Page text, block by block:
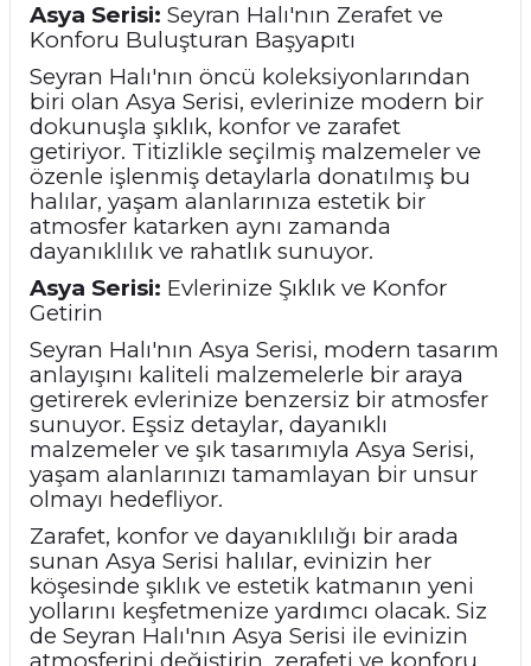
Asya Serisi: Seyran Halı'nın Zerafet ve
Konforu Buluşturan Başyapıtı
Seyran Halı'nın öncü koleksiyonlarından
biri olan Asya Serisi, evlerinize modern bir
dokunuşla şıklık, konfor ve zarafet
getiriyor. Titizlikle seçilmiş malzemeler ve
özenle işlenmiş detaylarla donatılmış bu
halılar, yaşam alanlarınıza estetik bir
atmosfer katarken aynı zamanda
dayanıklılık ve rahatlık sunuyor.
Asya Serisi: Evlerinize Şıklık ve Konfor
Getirin
Seyran Halı'nın Asya Serisi, modern tasarım
anlayışını kaliteli malzemelerle bir araya
getirerek evlerinize benzersiz bir atmosfer
sunuyor. Eşsiz detaylar, dayanıklı
malzemeler ve şık tasarımıyla Asya Serisi,
yaşam alanlarınızı tamamlayan bir unsur
olmayı hedefliyor.
Zarafet, konfor ve dayanıklılığı bir arada
sunan Asya Serisi halılar, evinizin her
köşesinde şıklık ve estetik katmanın yeni
yollarını keşfetmenize yardımcı olacak. Siz
de Seyran Halı'nın Asya Serisi ile evinizin